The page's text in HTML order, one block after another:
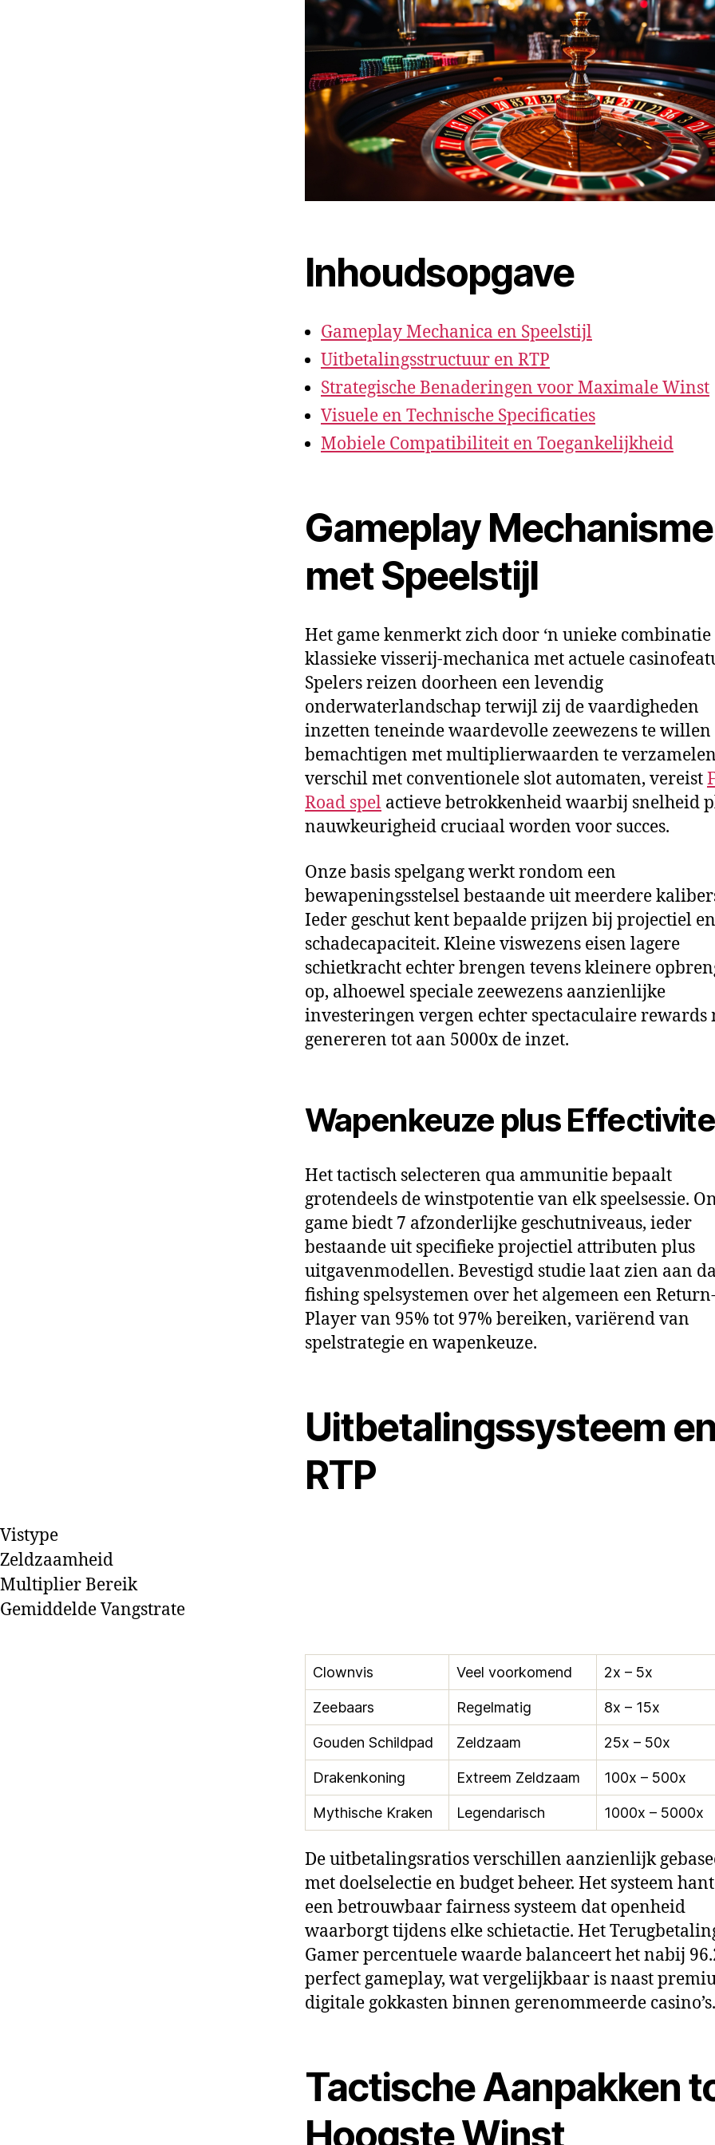
Inhoudsopgave
Gameplay Mechanica en Speelstijl
Uitbetalingsstructuur en RTP
Strategische Benaderingen voor Maximale Winst
Visuele en Technische Specificaties
Mobiele Compatibiliteit en Toegankelijkheid
Gameplay Mechanisme
met Speelstijl
Het game kenmerkt zich door ‘n unieke combinatie
klassieke visserij-mechanica met actuele
Spelers reizen doorheen een levendig
onderwaterlandschap terwijl zij de vaardigheden
inzetten teneinde waardevolle zeewezens te willen
bemachtigen met multiplierwaarden te
verschil met conventionele slot automaten, vereist
Road spel actieve betrokkenheid waarbij snelheid
nauwkeurigheid cruciaal worden voor succes.
Onze basis spelgang werkt rondom een
bewapeningsstelsel bestaande uit meerdere
Ieder geschut kent bepaalde prijzen bij projectiel
schadecapaciteit. Kleine viswezens eisen lagere
schietkracht echter brengen tevens kleinere
op, alhoewel speciale zeewezens aanzienlijke
investeringen vergen echter spectaculaire rewards
genereren tot aan 5000x de inzet.
Wapenkeuze plus
Het tactisch selecteren qua ammunitie bepaalt
grotendeels de winstpotentie van elk speelsessie.
game biedt 7 afzonderlijke geschutniveaus, ieder
bestaande uit specifieke projectiel attributen plus
uitgavenmodellen. Bevestigd studie laat zien aan
fishing spelsystemen over het algemeen een
Player van 95% tot 97% bereiken, variërend van
spelstrategie en wapenkeuze.
Uitbetalingssysteem en
RTP
Vistype
Zeldzaamheid
Multiplier Bereik
Gemiddelde Vangstrate
Clownvis Veel voorkomend 2x – 5x
Zeebaars Regelmatig 8x – 15x
Gouden Schildpad Zeldzaam 25x – 50x
Drakenkoning Extreem Zeldzaam 100x – 500x
Mythische Kraken Legendarisch 1000x – 5000x
De uitbetalingsratios verschillen aanzienlijk
met doelselectie en budget beheer. Het systeem
een betrouwbaar fairness systeem dat openheid
waarborgt tijdens elke schietactie. Het
Gamer percentuele waarde balanceert het nabij
perfect gameplay, wat vergelijkbaar is naast
digitale gokkasten binnen gerenommeerde casino’s.
Tactische Aanpakken
Hoogste Winst